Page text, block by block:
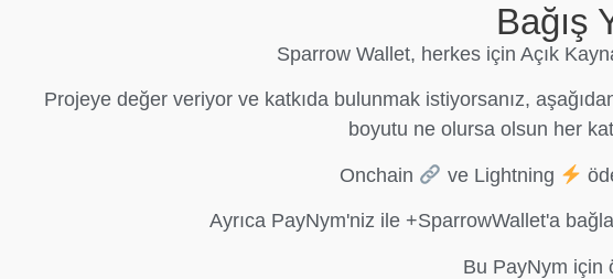
Bağış
Sparrow Wallet, herkes için Açık
Projeye değer veriyor ve katkıda bulunmak istiyorsanız,
boyutu ne olursa olsun her
Onchain ve Lightning
Ayrıca PayNym'niz ile +SparrowWallet'a
Bu PayNym için